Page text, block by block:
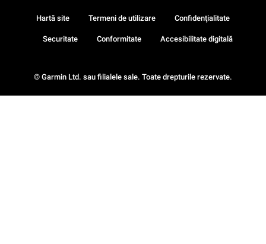
© Garmin Ltd. sau filialele sale. Toate drepturile rezervate.
Hartă site Termeni de utilizare Confidenţialitate
Securitate Conformitate Accesibilitate digitală